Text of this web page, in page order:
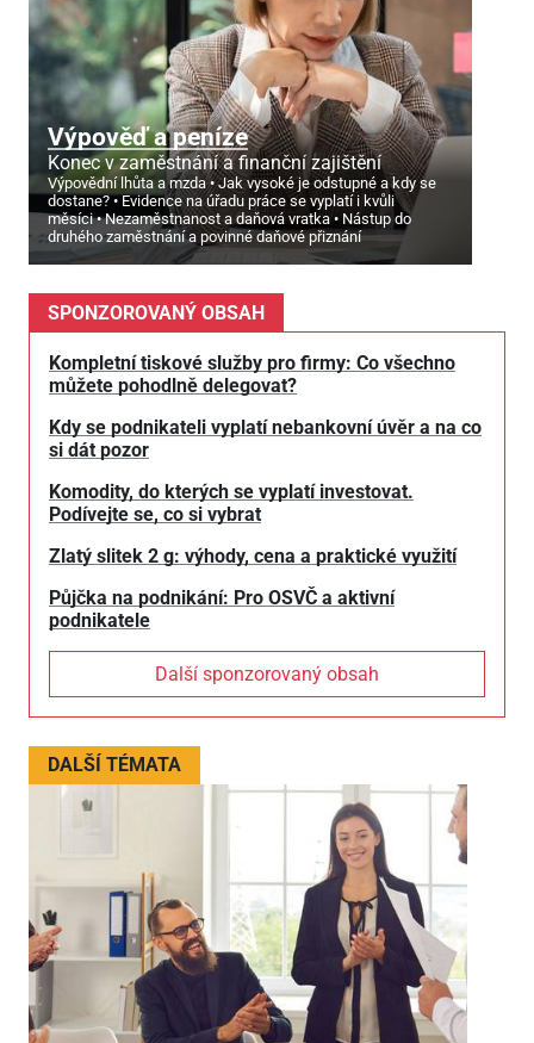
Výpověď a peníze
Konec v zaměstnání a finanční zajištění
Výpovědní lhůta a mzda
Jak vysoké je odstupné a kdy se
dostane?
Evidence na úřadu práce se vyplatí i kvůli
měsíci
Nezaměstnanost a daňová vratka
Nástup do
druhého zaměstnání a povinné daňové přiznání
SPONZOROVANÝ OBSAH
Kompletní tiskové služby pro firmy: Co všechno
můžete pohodlně delegovat?
Kdy se podnikateli vyplatí nebankovní úvěr a na co
si dát pozor
Komodity, do kterých se vyplatí investovat.
Podívejte se, co si vybrat
Zlatý slitek 2 g: výhody, cena a praktické využití
Půjčka na podnikání: Pro OSVČ a aktivní
podnikatele
Další sponzorovaný obsah
DALŠÍ TÉMATA